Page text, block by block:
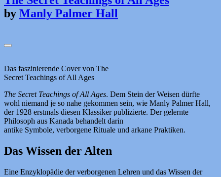
by Manly Palmer Hall
Das faszinierende Cover von The
Secret Teachings of All Ages
The Secret Teachings of All Ages. Dem Stein der Weisen dürfte
wohl niemand je so nahe gekommen sein, wie Manly Palmer Hall,
der 1928 erstmals diesen Klassiker publizierte. Der gelernte
Philosoph aus Kanada behandelt darin
antike Symbole, verborgene Rituale und arkane Praktiken.
Das Wissen der Alten
Eine Enzyklopädie der verborgenen Lehren und das Wissen der